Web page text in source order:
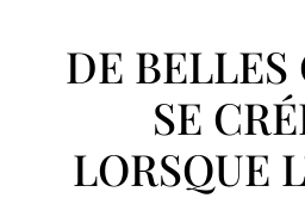
DE BELLES
SE
LORSQUE